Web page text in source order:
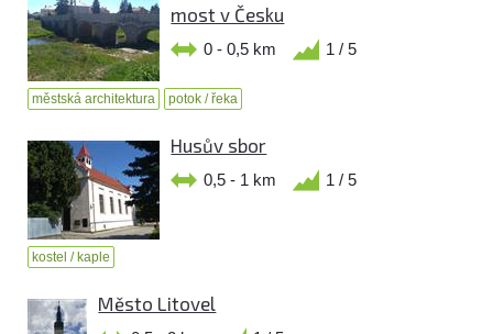
most v Česku
0 - 0,5 km 1 / 5
městská architektura potok / řeka
Husův sbor
0,5 - 1 km 1 / 5
kostel / kaple
Město Litovel